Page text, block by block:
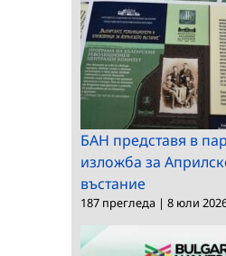
БАН представя в
изложба за
въстание
187 прегледа | 8 юли